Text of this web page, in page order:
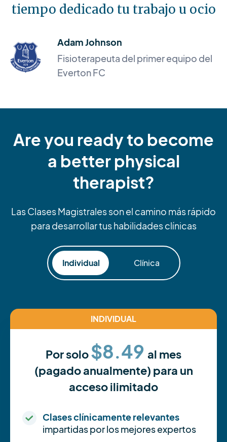
tiempo dedicado tu trabajo u ocio
Adam Johnson
Fisioterapeuta del primer equipo del
Everton FC
Are you ready to become
a better physical
therapist?
Las Clases Magistrales son el camino más rápido
para desarrollar tus habilidades clínicas
Individual Clínica
INDIVIDUAL
Por solo$8.49 al mes
(pagado anualmente) para un
acceso ilimitado
Clases clínicamente relevantes
impartidas por los mejores expertos